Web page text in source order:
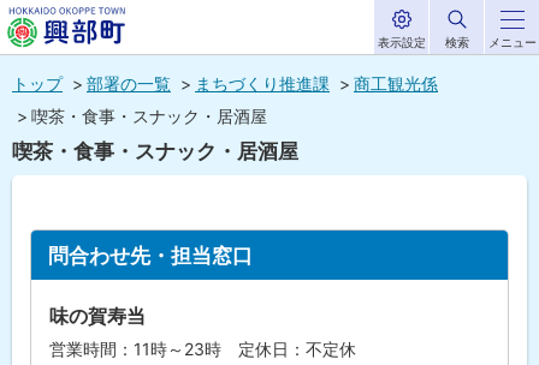
へ
メ
北海道興部
町
HOKKAIDO OKOPPE TOWN
メニュー
表示設定
ト
内
検索
トップ 部署の一覧 まちづくり推進課
商工観光係
喫茶・食事・スナック・居酒屋
喫茶・食事・スナック・居酒屋
ー
ジ
内
目
次
合
問合わせ先・担当窓口
味の賀寿当
営業時間：11時～23時 定休日：不定休